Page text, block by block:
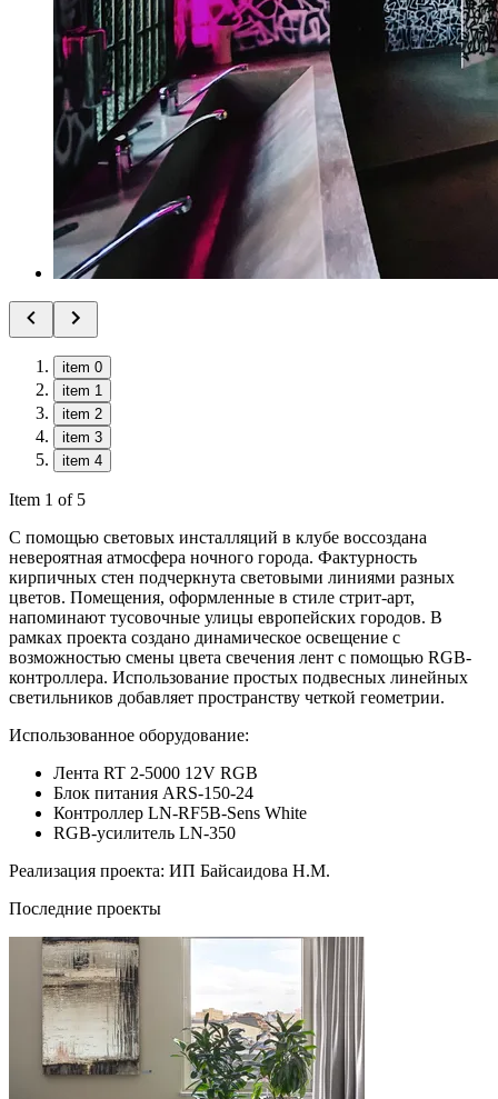
item 0
item 1
item 2
item 3
item 4
Item 1 of 5
С помощью световых инсталляций в клубе воссоздана
невероятная атмосфера ночного города. Фактурность
кирпичных стен подчеркнута световыми линиями разных
цветов. Помещения, оформленные в стиле стрит-арт,
напоминают тусовочные улицы европейских городов. В
рамках проекта создано динамическое освещение с
возможностью смены цвета свечения лент с помощью RGB-
контроллера. Использование простых подвесных линейных
светильников добавляет пространству четкой геометрии.
Использованное оборудование:
Лента RT 2-5000 12V RGB
Блок питания ARS-150-24
Контроллер LN-RF5B-Sens White
RGB-усилитель LN-350
Реализация проекта: ИП Байсаидова Н.М.
Последние проекты